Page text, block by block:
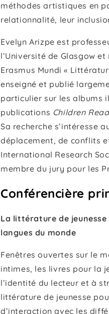
méthodes artistiques en
relationnalité, leur
Evelyn Arizpe est
l’Université de Glasgow
Erasmus Mundi «
enseigné et publié
particulier sur les albums
publications Children
Sa recherche s’intéresse
déplacement, de conflits
International Research
membre du jury pour les
Conférencière
La littérature de jeunesse
langues du monde
Fenêtres ouvertes sur le
intimes, les livres pour la
l’identité du lecteur et à
littérature de jeunesse
d’interaction avec les